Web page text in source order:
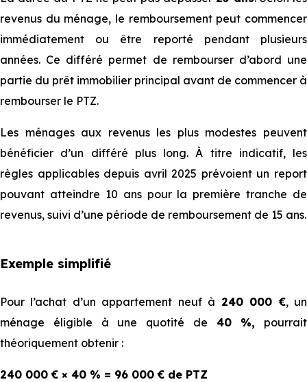
revenus du ménage, le remboursement peut commencer
immédiatement ou être reporté pendant plusieurs
années. Ce différé permet de rembourser d’abord une
partie du prêt immobilier principal avant de commencer à
rembourser le PTZ.
Les ménages aux revenus les plus modestes peuvent
bénéficier d’un différé plus long. À titre indicatif, les
règles applicables depuis avril 2025 prévoient un report
pouvant atteindre 10 ans pour la première tranche de
revenus, suivi d’une période de remboursement de 15 ans.
Exemple simplifié
Pour l’⁠⁠ach⁠⁠at d’un appartement neuf à 240 000 €, un
ménage éligible à une quotité de 40 %, pourrait
théoriquement obtenir :
240 000 € × 40 % = 96 000 € de PTZ